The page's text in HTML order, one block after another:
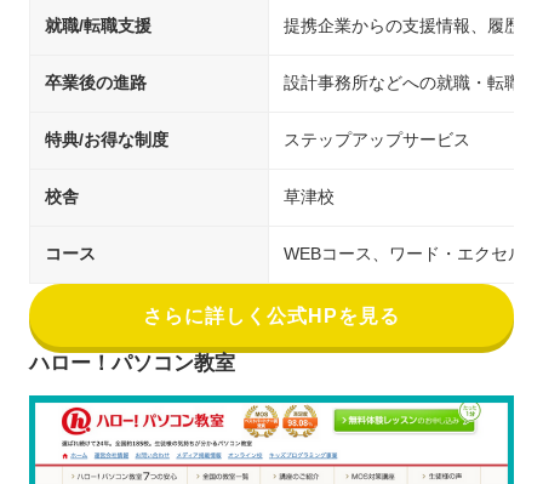
就職/転職支援 提携企業からの支援情報、履歴
卒業後の進路 設計事務所などへの就職・転職
特典/お得な制度 ステップアップサービス
校舎 草津校
コース WEBコース、ワード・エクセル
さらに詳しく公式HPを見る
ハロー！パソコン教室